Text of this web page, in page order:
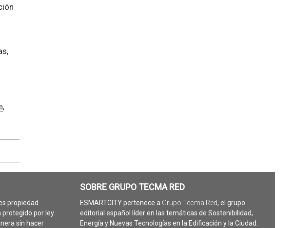
,
propiedad
protegido por ley.
sin hacer
SOBRE GRUPO TECMA RED
ESMARTCITY pertenece a Grupo Tecma Red, el grupo
editorial español líder en las temáticas de Sostenibilidad,
Energía y Nuevas Tecnologías en la Edificación y la Ciudad.